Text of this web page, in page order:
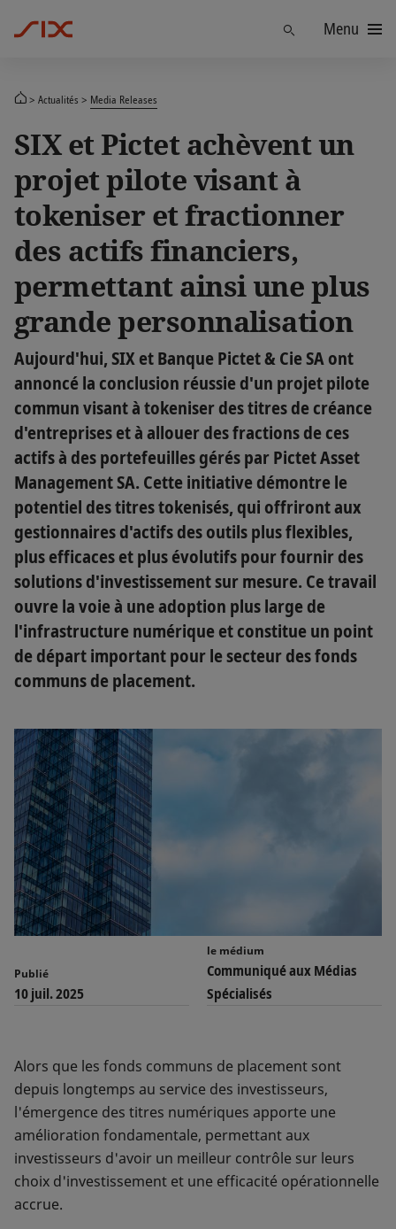
TrouverMenu
Actualités Media Releases
SIX et Pictet achèvent un
projet pilote visant à
tokeniser et fractionner
des actifs financiers,
permettant ainsi une plus
grande personnalisation
Aujourd'hui, SIX et Banque Pictet & Cie SA ont
annoncé la conclusion réussie d'un projet pilote
commun visant à tokeniser des titres de créance
d'entreprises et à allouer des fractions de ces
actifs à des portefeuilles gérés par Pictet Asset
Management SA. Cette initiative démontre le
potentiel des titres tokenisés, qui offriront aux
gestionnaires d'actifs des outils plus flexibles,
plus efficaces et plus évolutifs pour fournir des
solutions d'investissement sur mesure. Ce travail
ouvre la voie à une adoption plus large de
l'infrastructure numérique et constitue un point
de départ important pour le secteur des fonds
communs de placement.
Publié
10 juil. 2025
le médium
Communiqué aux Médias
Spécialisés
Alors que les fonds communs de placement sont
depuis longtemps au service des investisseurs,
l'émergence des titres numériques apporte une
amélioration fondamentale, permettant aux
investisseurs d'avoir un meilleur contrôle sur leurs
choix d'investissement et une efficacité opérationnelle
accrue.